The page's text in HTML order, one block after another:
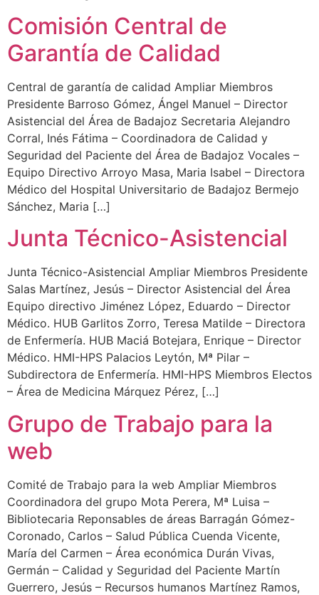
Comisión Central de
Garantía de Calidad
Central de garantía de calidad Ampliar Miembros
Presidente Barroso Gómez, Ángel Manuel – Director
Asistencial del Área de Badajoz Secretaria Alejandro
Corral, Inés Fátima – Coordinadora de Calidad y
Seguridad del Paciente del Área de Badajoz Vocales –
Equipo Directivo Arroyo Masa, Maria Isabel – Directora
Médico del Hospital Universitario de Badajoz Bermejo
Sánchez, Maria […]
Junta Técnico-Asistencial
Junta Técnico-Asistencial Ampliar Miembros Presidente
Salas Martínez, Jesús – Director Asistencial del Área
Equipo directivo Jiménez López, Eduardo – Director
Médico. HUB Garlitos Zorro, Teresa Matilde – Directora
de Enfermería. HUB Maciá Botejara, Enrique – Director
Médico. HMI-HPS Palacios Leytón, Mª Pilar –
Subdirectora de Enfermería. HMI-HPS Miembros Electos
– Área de Medicina Márquez Pérez, […]
Grupo de Trabajo para la
web
Comité de Trabajo para la web Ampliar Miembros
Coordinadora del grupo Mota Perera, Mª Luisa –
Bibliotecaria Reponsables de áreas Barragán Gómez-
Coronado, Carlos – Salud Pública Cuenda Vicente,
María del Carmen – Área económica Durán Vivas,
Germán – Calidad y Seguridad del Paciente Martín
Guerrero, Jesús – Recursos humanos Martínez Ramos,